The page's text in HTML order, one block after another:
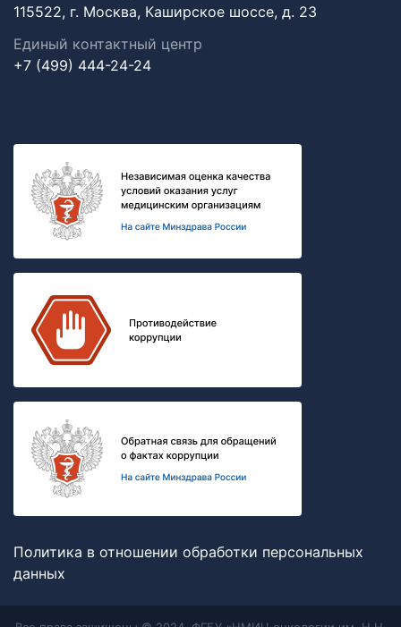
115522, г. Москва, Каширское шоссе, д. 23
Единый контактный центр
+7 (499) 444-24-24
Политика в отношении обработки персональных
данных